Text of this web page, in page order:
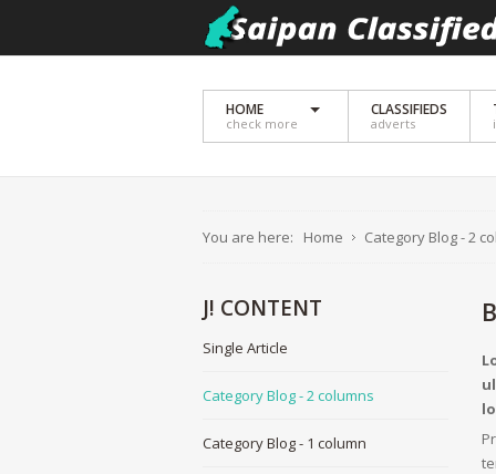
HOME
check more
CLASSIFIEDS
adverts
You are here: Home Category Blog - 2
J! CONTENT
Single Article
Category Blog - 2 columns
Category Blog - 1 column